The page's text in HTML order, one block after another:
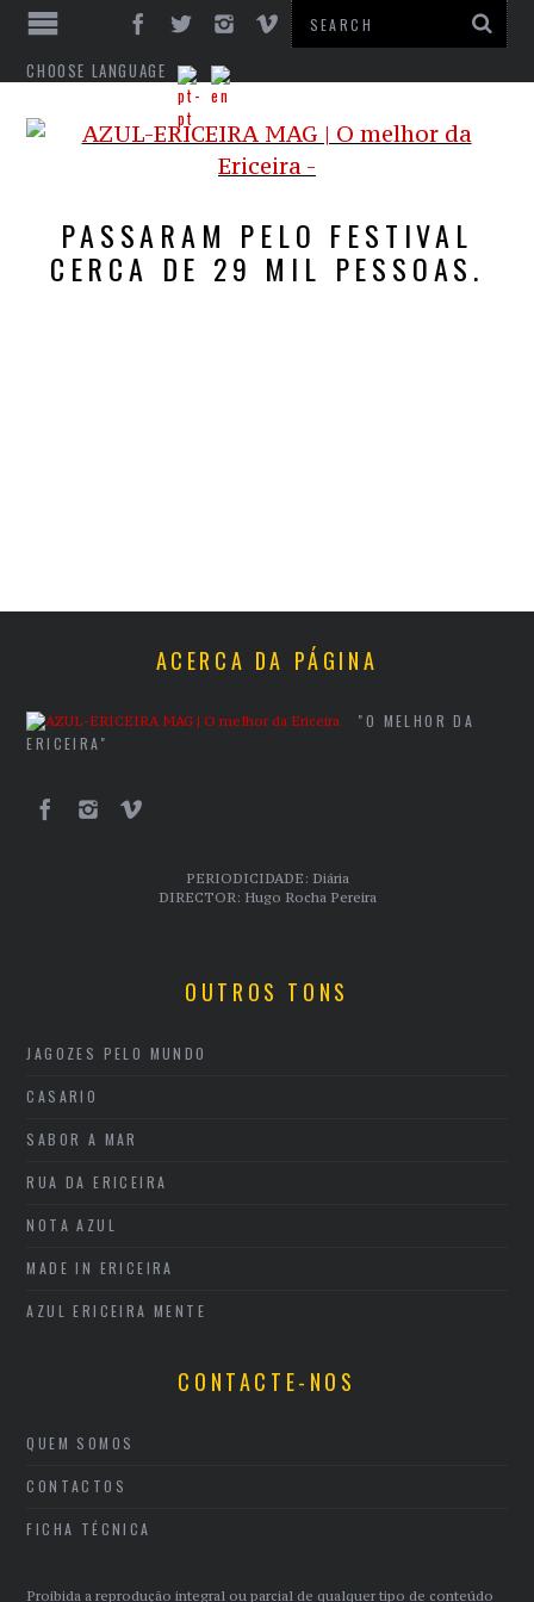
CHOOSE LANGUAGE
PASSARAM PELO FESTIVAL
CERCA DE 29 MIL PESSOAS.
ACERCA DA PÁGINA
"O MELHOR DA
ERICEIRA"
PERIODICIDADE: Diária
DIRECTOR: Hugo Rocha Pereira
OUTROS TONS
JAGOZES PELO MUNDO
CASARIO
SABOR A MAR
RUA DA ERICEIRA
NOTA AZUL
MADE IN ERICEIRA
AZUL ERICEIRA MENTE
CONTACTE-NOS
QUEM SOMOS
CONTACTOS
FICHA TÉCNICA
Proibida a reprodução integral ou parcial de qualquer tipo de conteúdo